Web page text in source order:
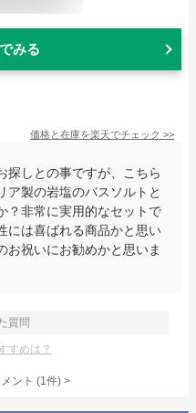
みる
価格と在庫を楽天でチェック >>
探しとの事ですが、こちら
ア製の岩塩のバスソルトと
？非常に実用的なセットで
には喜ばれる商品かと思い
お祝いにお勧めかと思いま
質問
すめは？
ント (1件) >